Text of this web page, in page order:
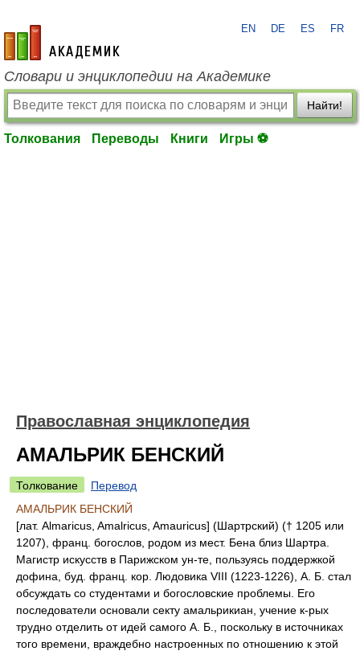
academic.ru
EN DE ES FR
Словари и энциклопедии на Академике
Найти!
Толкования Переводы Книги Игры ⚽
Православная энциклопедия
АМАЛЬРИК БЕНСКИЙ
Толкование
Перевод
АМАЛЬРИК БЕНСКИЙ
[лат. Almaricus, Amalricus, Amauricus] (Шартрский) († 1205 или
1207), франц. богослов, родом из мест. Бена близ Шартра.
Магистр искусств в Парижском ун-те, пользуясь поддержкой
дофина, буд. франц. кор. Людовика VIII (1223-1226), А. Б. стал
обсуждать со студентами и богословские проблемы. Его
последователи основали секту амальрикиан, учение к-рых
трудно отделить от идей самого А. Б., поскольку в источниках
того времени, враждебно настроенных по отношению к этой